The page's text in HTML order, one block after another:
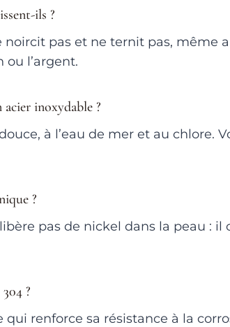
ils ?
noircit pas et ne ternit pas, même
l’argent.
inoxydable ?
douce, à l’eau de mer et au
?
pas de nickel dans la peau :
?
qui renforce sa résistance à la